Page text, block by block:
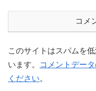
コメ
このサイトはスパムを
います。
コメントデー
ください。